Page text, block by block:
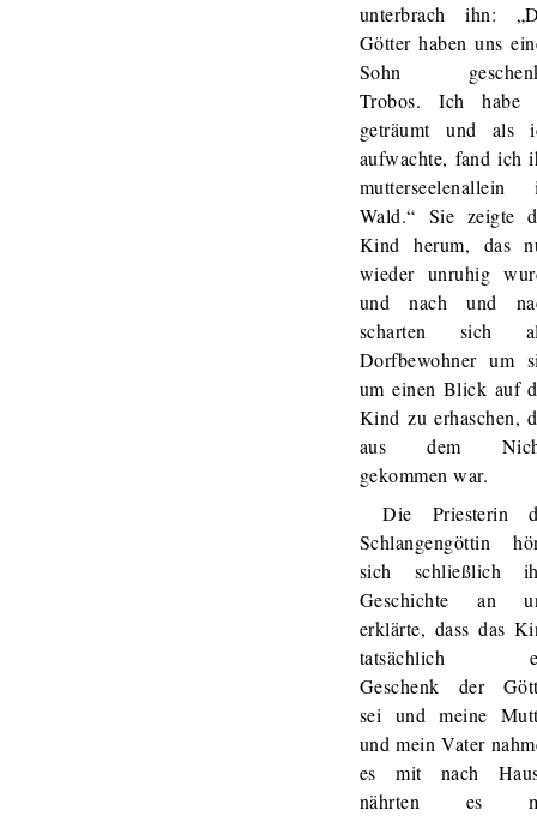
unterbrach ihn:
Götter haben uns
Sohn
Trobos. Ich habe
geträumt und als
aufwachte, fand ich
mutterseelenallein
Wald.“ Sie zeigte
Kind herum, das
wieder unruhig
und nach und
scharten sich
Dorfbewohner um
um einen Blick auf
Kind zu erhaschen,
aus dem
gekommen war.
Die Priesterin
Schlangengöttin
sich schließlich
Geschichte an
erklärte, dass das
tatsächlich
Geschenk der
sei und meine
und mein Vater
es mit nach
nährten es